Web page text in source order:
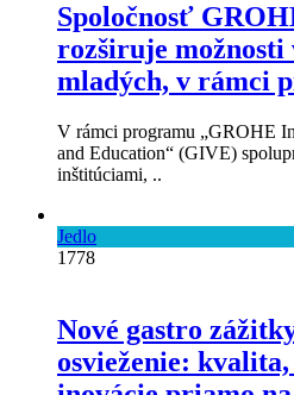
Spoločnosť
rozširuje možnosti
mladých, v rámci
V rámci programu „GROHE
and Education“ (GIVE)
inštitúciami, ..
Jedlo
1778
Nové gastro
osvieženie: